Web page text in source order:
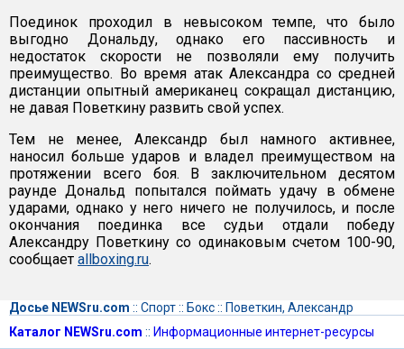
Поединок проходил в невысоком темпе, что было
выгодно Дональду, однако его пассивность и
недостаток скорости не позволяли ему получить
преимущество. Во время атак Александра со средней
дистанции опытный американец сокращал дистанцию,
не давая Поветкину развить свой успех.
Тем не менее, Александр был намного активнее,
наносил больше ударов и владел преимуществом на
протяжении всего боя. В заключительном десятом
раунде Дональд попытался поймать удачу в обмене
ударами, однако у него ничего не получилось, и после
окончания поединка все судьи отдали победу
Александру Поветкину со одинаковым счетом 100-90,
сообщает allboxing.ru.
Досье NEWSru.com :: Спорт:: Бокс:: Поветкин, Александр
Каталог NEWSru.com :: Информационные интернет-ресурсы